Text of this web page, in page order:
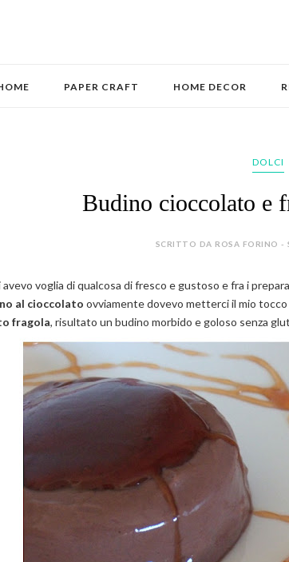
PAPER CRAFT HOME DECOR
DOLCI
Budino cioccolato e
SCRITTO DA ROSA FORINO -
voglia di qualcosa di fresco e gustoso e fra i
al cioccolato ovviamente dovevo metterci il mio tocco
fragola, risultato un budino morbido e goloso senza